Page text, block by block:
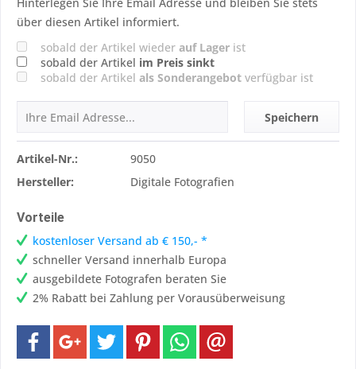
über diesen Artikel informiert.
sobald der Artikel wieder auf Lager ist
sobald der Artikel im Preis sinkt
sobald der Artikel als Sonderangebot verfügbar ist
Speichern
Artikel-Nr.:
9050
Hersteller:
Digitale Fotografien
Vorteile
kostenloser Versand ab € 150,- *
schneller Versand innerhalb Europa
ausgebildete Fotografen beraten Sie
2% Rabatt bei Zahlung per Vorausüberweisung